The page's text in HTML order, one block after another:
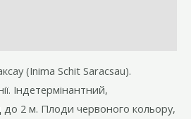
(Inima Schit Saracsau).
Індетермінантний,
до 2 м. Плоди червоного кольору,